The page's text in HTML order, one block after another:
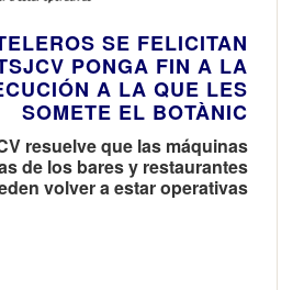
SE FELICITAN
PONGA FIN A LA
A LA QUE LES
SOMETE EL BOTÀNIC
resuelve que las máquinas
de los bares y restaurantes
volver a estar operativas